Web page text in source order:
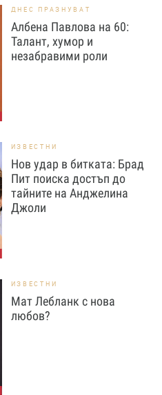
ДНЕС ПРАЗНУВАТ
Албена Павлова на 60:
Талант, хумор и
незабравими роли
ИЗВЕСТНИ
Нов удар в битката: Брад
Пит поиска достъп до
тайните на Анджелина
Джоли
ИЗВЕСТНИ
Мат Лебланк с нова
любов?